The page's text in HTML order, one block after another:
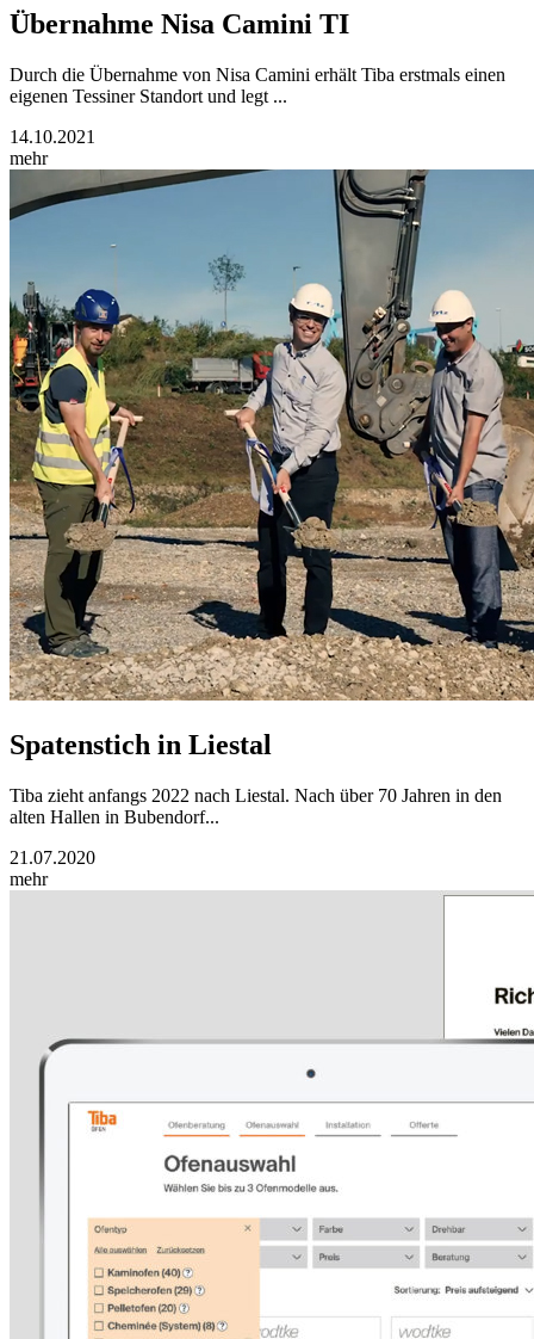
Übernahme Nisa Camini TI
Durch die Übernahme von Nisa Camini erhält Tiba erstmals einen
eigenen Tessiner Standort und legt ...
14.10.2021
mehr
Spatenstich in Liestal
Tiba zieht anfangs 2022 nach Liestal. Nach über 70 Jahren in den
alten Hallen in Bubendorf...
21.07.2020
mehr